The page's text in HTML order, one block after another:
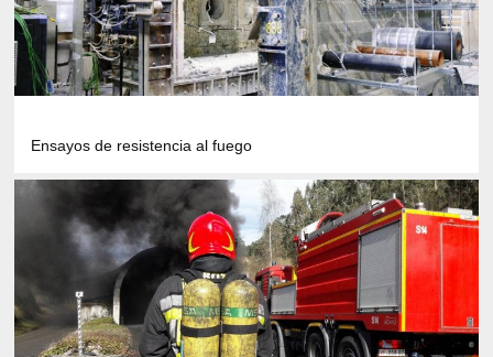
Ensayos de resistencia al fuego